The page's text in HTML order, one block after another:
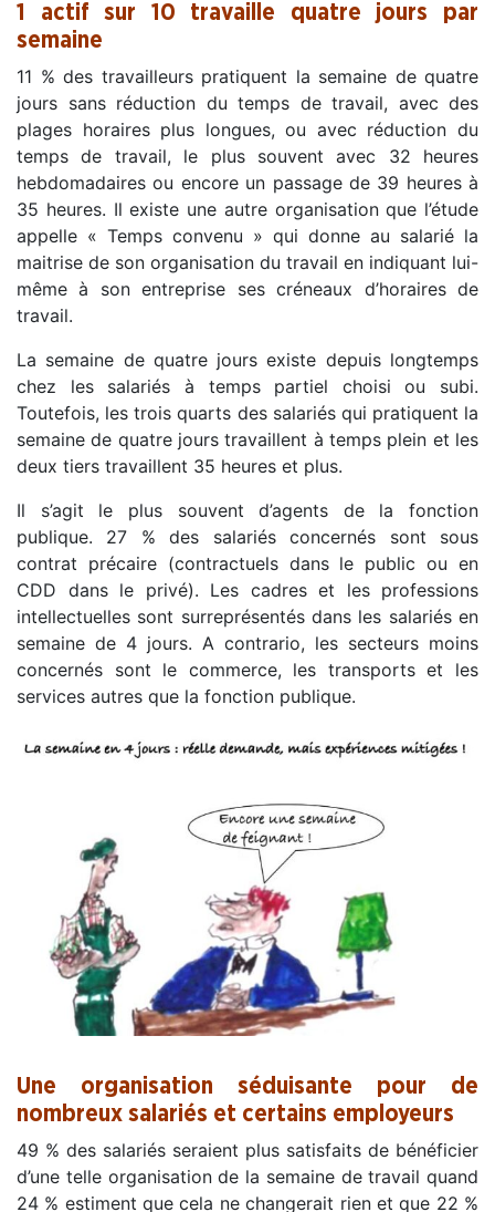
1 actif sur 10 travaille quatre jours par
semaine
11 % des travailleurs pratiquent la semaine de quatre
jours sans réduction du temps de travail, avec des
plages horaires plus longues, ou avec réduction du
temps de travail, le plus souvent avec 32 heures
hebdomadaires ou encore un passage de 39 heures à
35 heures. Il existe une autre organisation que l’étude
appelle « Temps convenu » qui donne au salarié la
maitrise de son organisation du travail en indiquant lui-
même à son entreprise ses créneaux d’horaires de
travail.
La semaine de quatre jours existe depuis longtemps
chez les salariés à temps partiel choisi ou subi.
Toutefois, les trois quarts des salariés qui pratiquent la
semaine de quatre jours travaillent à temps plein et les
deux tiers travaillent 35 heures et plus.
Il s’agit le plus souvent d’agents de la fonction
publique. 27 % des salariés concernés sont sous
contrat précaire (contractuels dans le public ou en
CDD dans le privé). Les cadres et les professions
intellectuelles sont surreprésentés dans les salariés en
semaine de 4 jours. A contrario, les secteurs moins
concernés sont le commerce, les transports et les
services autres que la fonction publique.
Une organisation séduisante pour de
nombreux salariés et certains employeurs
49 % des salariés seraient plus satisfaits de bénéficier
d’une telle organisation de la semaine de travail quand
24 % estiment que cela ne changerait rien et que 22 %